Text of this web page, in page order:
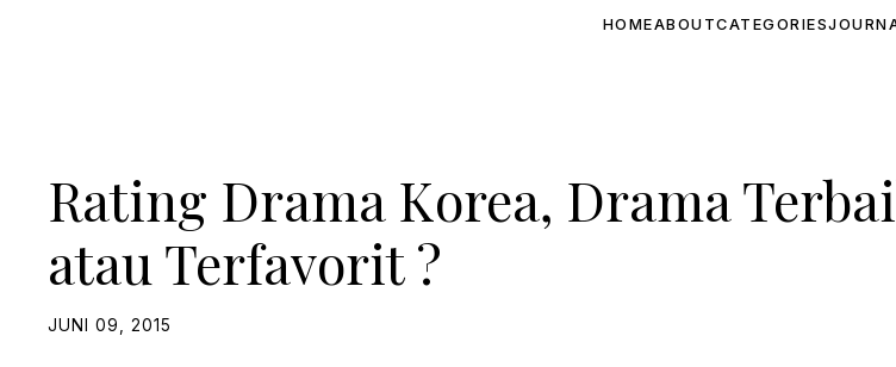
HOMEABOUTCATEGORIES
Rating Drama Korea, Drama
atau Terfavorit ?
JUNI 09, 2015